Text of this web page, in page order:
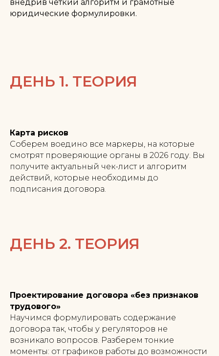
внедрив четкий алгоритм и грамотные
юридические формулировки.
ДЕНЬ 1. ТЕОРИЯ
Карта рисков
Соберем воедино все маркеры, на которые
смотрят проверяющие органы в 2026 году. Вы
получите актуальный чек-лист и алгоритм
действий, которые необходимы до
подписания договора.
ДЕНЬ 2. ТЕОРИЯ
Проектирование договора «без признаков
трудового»
Научимся формулировать содержание
договора так, чтобы у регуляторов не
возникало вопросов. Разберем тонкие
моменты: от графиков работы до возможности